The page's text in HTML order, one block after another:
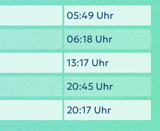
05:49 Uhr
06:18 Uhr
13:17 Uhr
20:45 Uhr
20:17 Uhr